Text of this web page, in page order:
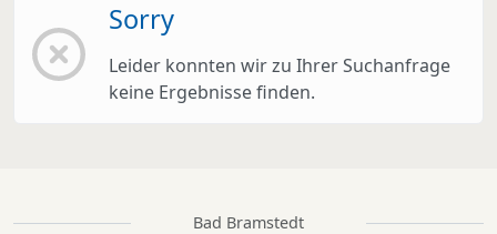
Sorry
Leider konnten wir zu Ihrer Suchanfrage
keine Ergebnisse finden.
Bad Bramstedt